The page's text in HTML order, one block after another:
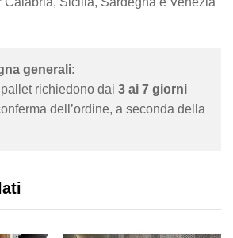
generali:
richiedono dai 3 ai 7 giorni
dell’ordine, a seconda della